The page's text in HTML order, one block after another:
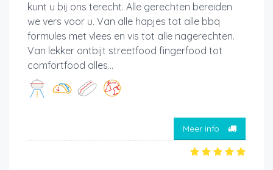
kunt u bij ons terecht. Alle gerechten bereiden
we vers voor u. Van alle hapjes tot alle bbq
formules met vlees en vis tot alle nagerechten.
Van lekker ontbijt streetfood fingerfood tot
comfortfood alles...
Meer info